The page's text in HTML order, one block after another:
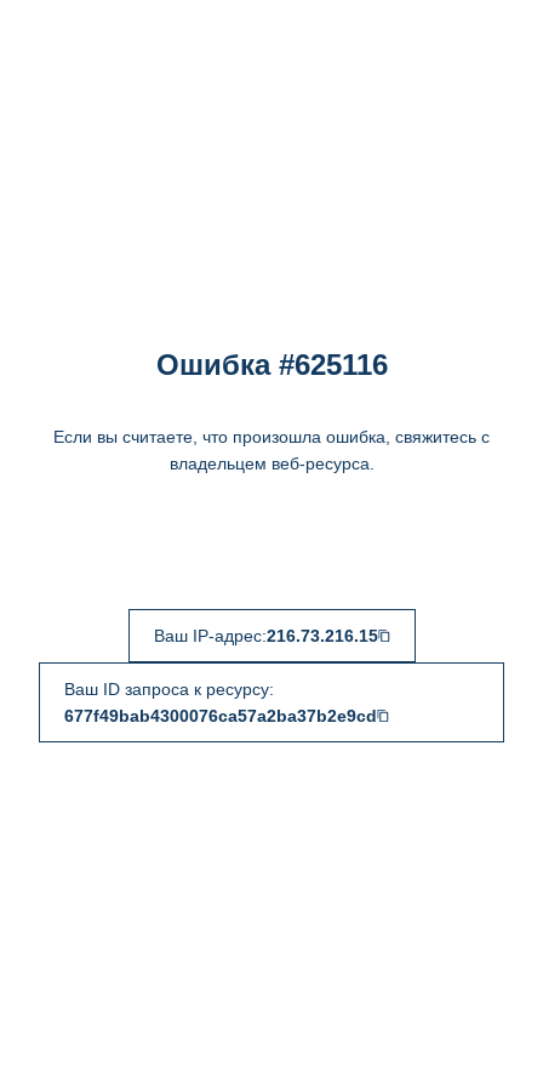
Ошибка #625116
Если вы считаете, что произошла ошибка, свяжитесь с
владельцем веб-ресурса.
Ваш IP-адрес:216.73.216.15
Ваш ID запроса к ресурсу:
677f49bab4300076ca57a2ba37b2e9cd